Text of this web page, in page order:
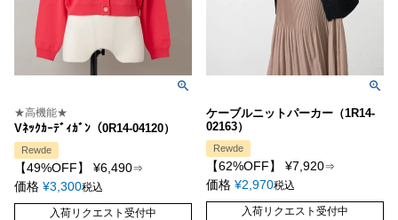
★高機能★
Vﾈｯｸｶｰﾃﾞｨｶﾞﾝ（0R14-04120）
Rewde
【49%OFF】 ¥6,490⇒
価格 ¥3,300税込
入荷リクエスト受付中
ケーブルニットパーカー（1R14-
02163）
Rewde
【62%OFF】 ¥7,920⇒
価格 ¥2,970税込
入荷リクエスト受付中